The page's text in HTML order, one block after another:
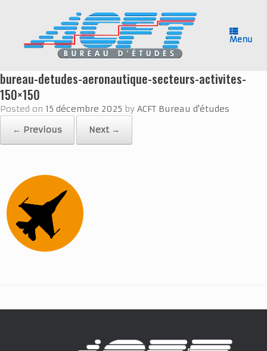
Menu
bureau-detudes-aeronautique-secteurs-activites-
150×150
Posted on 15 décembre 2025 by ACFT Bureau d'études
← Previous
Next →